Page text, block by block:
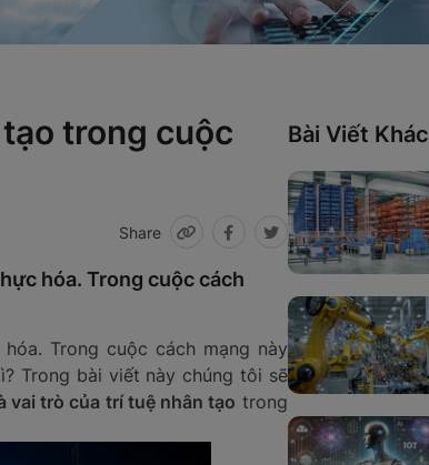
trong cuộc
Share
hóa. Trong cuộc cách
Trong cuộc cách mạng này
Trong bài viết này chúng tôi sẽ
vai trò của trí tuệ nhân tạo trong
Bài Viết Khác